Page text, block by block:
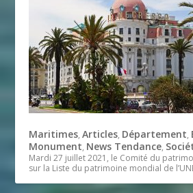
Maritimes,Articles, Département,
Monument, News Tendance,
Mardi 27 juillet 2021, le Comité du
sur la Liste du patrimoine mondial de